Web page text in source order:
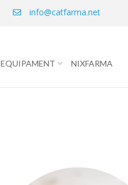
info@catfarma.net
EQUIPAMENT NIXFARMA